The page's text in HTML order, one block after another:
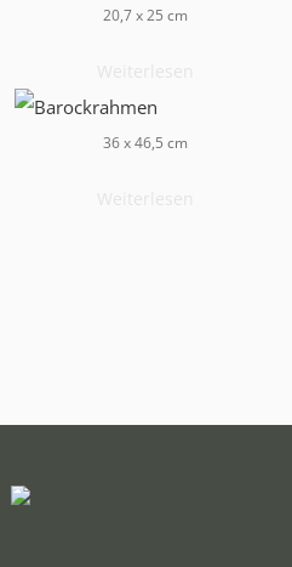
20,7 x 25 cm
36 x 46,5 cm